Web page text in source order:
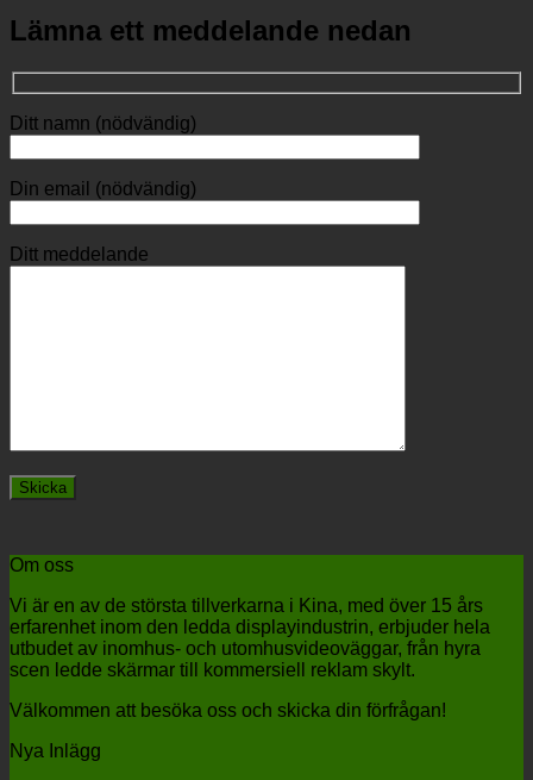
Lämna ett meddelande nedan
Ditt namn (nödvändig)
Din email (nödvändig)
Ditt meddelande
Om oss
Vi är en av de största tillverkarna i Kina, med över 15 års
erfarenhet inom den ledda displayindustrin, erbjuder hela
utbudet av inomhus- och utomhusvideoväggar, från hyra
scen ledde skärmar till kommersiell reklam skylt.
Välkommen att besöka oss och skicka din förfrågan!
Nya Inlägg